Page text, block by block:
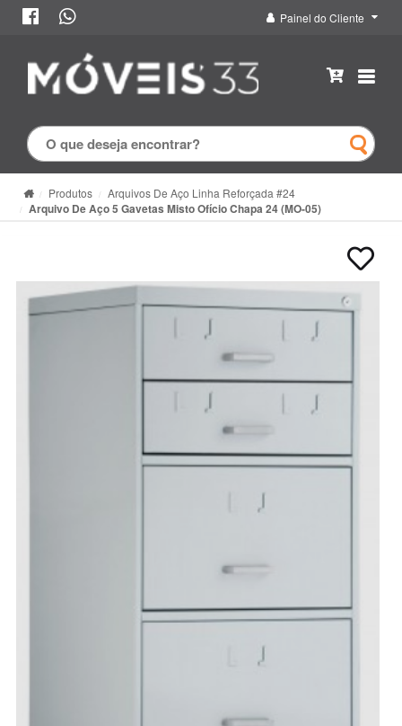
Painel do Cliente
Produtos Arquivos De Aço Linha Reforçada #24
Arquivo De Aço 5 Gavetas Misto Ofício Chapa 24 (MO-05)